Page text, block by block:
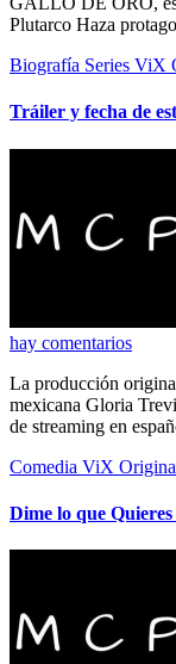
Plutarco Haza
Biografía Series ViX
Tráiler y fecha de
hay comentarios
La producción original de ViX cuenta la historia de la cantante
mexicana Gloria
de streaming en
Comedia ViX
Dime lo que